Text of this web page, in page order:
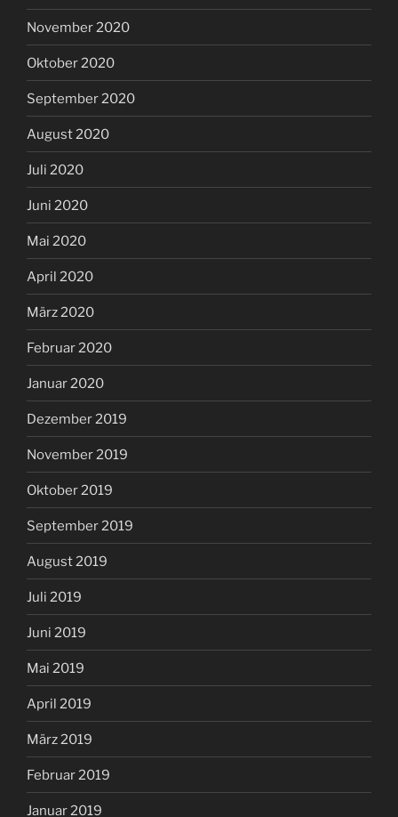
November 2020
Oktober 2020
September 2020
August 2020
Juli 2020
Juni 2020
Mai 2020
April 2020
März 2020
Februar 2020
Januar 2020
Dezember 2019
November 2019
Oktober 2019
September 2019
August 2019
Juli 2019
Juni 2019
Mai 2019
April 2019
März 2019
Februar 2019
Januar 2019